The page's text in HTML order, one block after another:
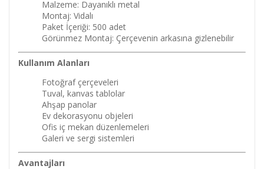
Malzeme: Dayanıklı metal
Montaj: Vidalı
Paket İçeriği: 500 adet
Görünmez Montaj: Çerçevenin arkasına gizlenebilir
Kullanım Alanları
Fotoğraf çerçeveleri
Tuval, kanvas tablolar
Ahşap panolar
Ev dekorasyonu objeleri
Ofis iç mekan düzenlemeleri
Galeri ve sergi sistemleri
Avantajları